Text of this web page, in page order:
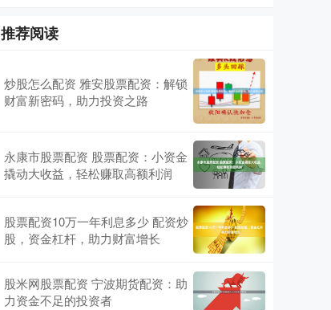
推荐阅读
炒股怎么配资 雅安股票配资：解锁
财富新密码，助力投资之路
永康市股票配资 股票配资：小资金
撬动大收益，轻松赚取高额利润
股票配资10万一年利息多少 配资炒
股，资金杠杆，助力财富增长
股米网股票配资 宁波期货配资：助
力资金不足的投资者